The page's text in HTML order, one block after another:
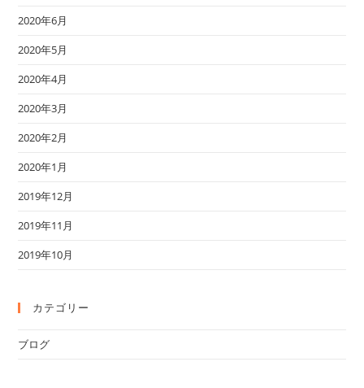
2020年6月
2020年5月
2020年4月
2020年3月
2020年2月
2020年1月
2019年12月
2019年11月
2019年10月
カテゴリー
ブログ